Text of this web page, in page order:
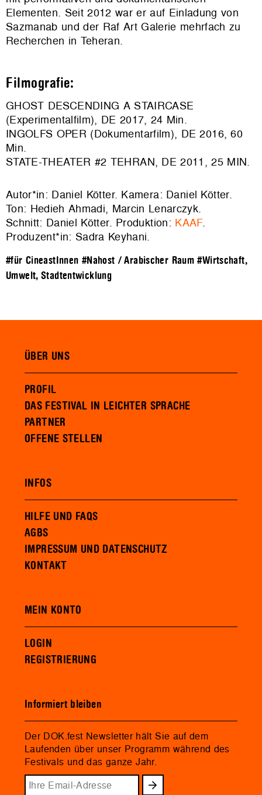
Elementen. Seit 2012 war er auf Einladung von
Sazmanab und der Raf Art Galerie mehrfach zu
Recherchen in Teheran.
Filmografie:
GHOST DESCENDING A STAIRCASE
(Experimentalfilm), DE 2017, 24 Min.
INGOLFS OPER (Dokumentarfilm), DE 2016, 60
Min.
STATE-THEATER #2 TEHRAN, DE 2011, 25 MIN.
Autor*in: Daniel Kötter. Kamera: Daniel Kötter.
Ton: Hedieh Ahmadi, Marcin Lenarczyk.
Schnitt: Daniel Kötter. Produktion: KAAF.
Produzent*in: Sadra Keyhani.
#für CineastInnen #Nahost / Arabischer Raum #Wirtschaft,
Umwelt, Stadtentwicklung
ÜBER UNS
PROFIL
DAS FESTIVAL IN LEICHTER SPRACHE
PARTNER
OFFENE STELLEN
INFOS
HILFE UND FAQS
AGBS
IMPRESSUM UND DATENSCHUTZ
KONTAKT
MEIN KONTO
LOGIN
REGISTRIERUNG
Informiert bleiben
Der DOK.fest Newsletter hält Sie auf dem
Laufenden über unser Programm während des
Festivals und das ganze Jahr.